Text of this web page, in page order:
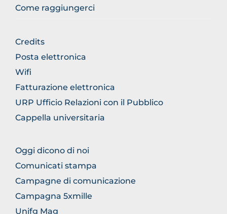
Come raggiungerci
BROWSE
THE
SECTION
Credits
Posta elettronica
Wifi
Fatturazione elettronica
URP Ufficio Relazioni con il Pubblico
Cappella universitaria
BROWSE
THE
SECTION
Oggi dicono di noi
Comunicati stampa
Campagne di comunicazione
Campagna 5xmille
Unifg Mag